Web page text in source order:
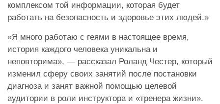
комплексом той информации, которая будет
работать на безопасность и здоровье этих людей.»
«Я много работаю с геями в настоящее время,
история каждого человека уникальна и
неповторима», — рассказал Роланд Честер, который
изменил сферу своих занятий после постановки
диагноза и занят важной помощью целевой
аудитории в роли инструктора и «тренера жизни».